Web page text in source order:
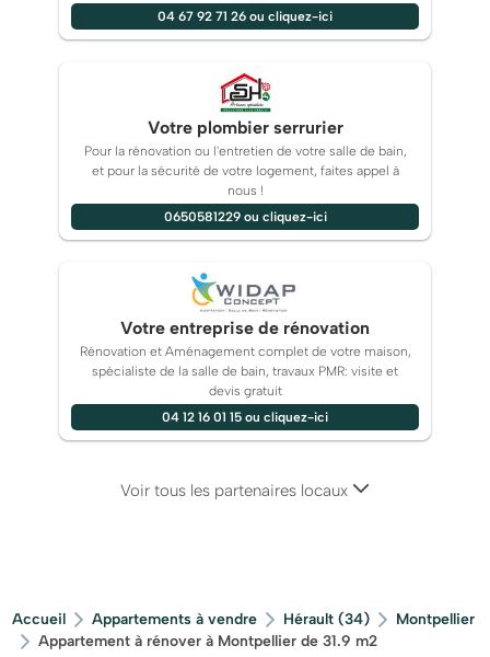
04 67 92 71 26 ou cliquez-ici
Votre plombier serrurier
Pour la rénovation ou l'entretien de votre salle de bain,
et pour la sécurité de votre logement, faites appel à
nous !
0650581229 ou cliquez-ici
Votre entreprise de rénovation
Rénovation et Aménagement complet de votre maison,
spécialiste de la salle de bain, travaux PMR: visite et
devis gratuit
04 12 16 01 15 ou cliquez-ici
Voir tous les partenaires locaux
Accueil Appartements à vendre Hérault (34)
Montpellier
Appartement à rénover à Montpellier de 31.9 m2